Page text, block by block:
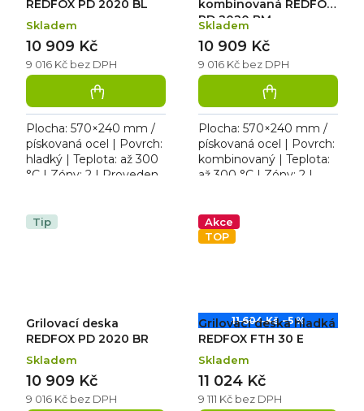
REDFOX PD 2020 BL
Skladem
9 016 Kč bez DPH
10 909 Kč
Plocha: 570×240 mm /
pískovaná ocel | Povrch:
hladký | Teplota: až 300
°C | Zóny: 2 | Provedení:
V / 2,4 kW. Stolní...
kombinovaná REDFOX
PD 2020 BM
Skladem
9 016 Kč bez DPH
10 909 Kč
Plocha: 570×240 mm /
pískovaná ocel | Povrch:
kombinovaný | Teplota:
až 300 °C | Zóny: 2 |
mm | 230 V / 2,4 kW....
Tip
Grilovací deska
REDFOX PD 2020 BR
Skladem
9 016 Kč bez DPH
10 909 Kč
Akce
TOP
11 604 Kč –5 %
Grilovací deska hladká
REDFOX FTH 30 E
Skladem
9 111 Kč bez DPH
11 024 Kč